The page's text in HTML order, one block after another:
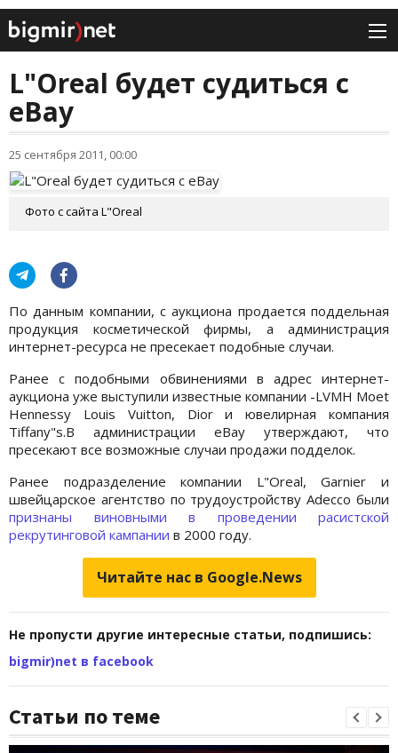
L"Oreal будет судиться с
eBay
25 сентября 2011, 00:00
Фото с сайта L"Oreal
По данным компании, с аукциона продается поддельная
продукция косметической фирмы, а администрация
интернет-ресурса не пресекает подобные случаи.
Ранее с подобными обвинениями в адрес интернет-
аукциона уже выступили известные компании -LVMH Moet
Hennessy Louis Vuitton, Dior и ювелирная компания
Tiffany"s.В администрации eBay утверждают, что
пресекают все возможные случаи продажи подделок.
Ранее подразделение компании L"Oreal, Garnier и
швейцарское агентство по трудоустройству Adecco были
признаны виновными в проведении расистской
рекрутинговой кампании в 2000 году.
Читайте нас в Google.News
Не пропусти другие интересные статьи, подпишись:
bigmir)net в facebook
Статьи по теме